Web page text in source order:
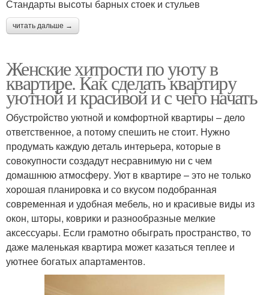
Стандарты высоты барных стоек и стульев
читать дальше →
Женские хитрости по уюту в
квартире. Как сделать квартиру
уютной и красивой и с чего начать
Обустройство уютной и комфортной квартиры – дело
ответственное, а потому спешить не стоит. Нужно
продумать каждую деталь интерьера, которые в
совокупности создадут несравнимую ни с чем
домашнюю атмосферу. Уют в квартире – это не только
хорошая планировка и со вкусом подобранная
современная и удобная мебель, но и красивые виды из
окон, шторы, коврики и разнообразные мелкие
аксессуары. Если грамотно обыграть пространство, то
даже маленькая квартира может казаться теплее и
уютнее богатых апартаментов.